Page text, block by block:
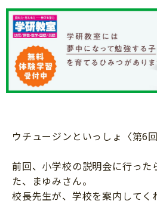
本・読書
運動・あそび・ゲーム
英語
習い事
おでかけ
家族
料理
マネー
健康
ウチュージンといっしょ〈第6回
前回、小学校の説明会に行った
た、まゆみさん。
校長先生が、学校を案内して